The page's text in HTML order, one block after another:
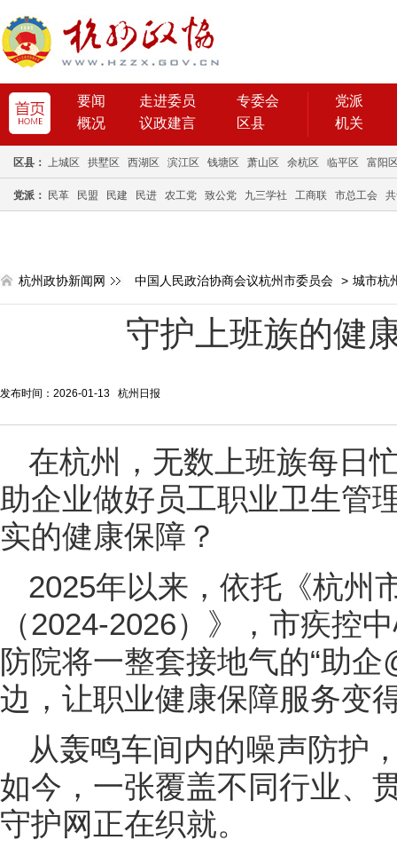
要闻 走进委员
专委会
概况
议政建言 区县
党派
机关
区县： 上城区 拱墅区 西湖区 滨江区 钱塘区 萧山区 余杭区 临平区 富阳
党派： 民革 民盟 民建 民进 农工党 致公党 九三学社 工商联 市总工会
杭州政协新闻网 中国人民政治协商会议杭州市委员会 > 城市杭
守护上班族的健
发布时间：2026-01-13 杭州日报
在杭州 ，无数上班族每日
助企业做好员工职业卫生管
实的健康保障？
2025年以来，依托《杭州
（2024-2026）》，市疾控
防院将一整套接地气的“助
边，让职业健康保障服务变
从轰鸣车间内的噪声防护
如今，一张覆盖不同行业、
守护网正在织就。